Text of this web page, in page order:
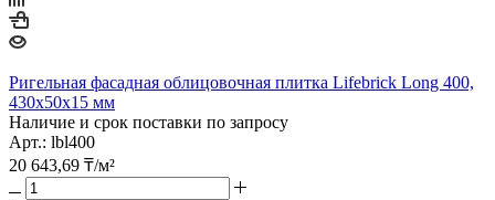
Ригельная фасадная облицовочная плитка Lifebrick Long 400,
430х50х15 мм
Наличие и срок поставки по запросу
Арт.: lbl400
20 643,69 ₸/м²